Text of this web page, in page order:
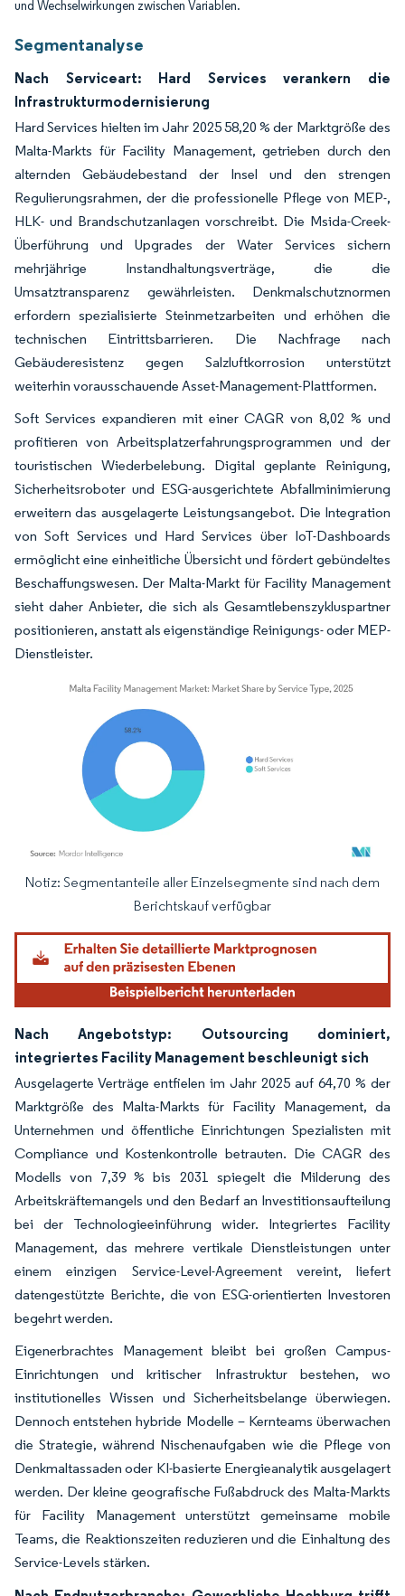
und Wechselwirkungen zwischen Variablen.
Segmentanalyse
Nach Serviceart: Hard Services verankern die
Infrastrukturmodernisierung
Hard Services hielten im Jahr 2025 58,20 % der Marktgröße des
Malta-Markts für Facility Management, getrieben durch den
alternden Gebäudebestand der Insel und den strengen
Regulierungsrahmen, der die professionelle Pflege von MEP-,
HLK- und Brandschutzanlagen vorschreibt. Die Msida-Creek-
Überführung und Upgrades der Water Services sichern
mehrjährige Instandhaltungsverträge, die die
Umsatztransparenz gewährleisten. Denkmalschutznormen
erfordern spezialisierte Steinmetzarbeiten und erhöhen die
technischen Eintrittsbarrieren. Die Nachfrage nach
Gebäuderesistenz gegen Salzluftkorrosion unterstützt
weiterhin vorausschauende Asset-Management-Plattformen.
Soft Services expandieren mit einer CAGR von 8,02 % und
profitieren von Arbeitsplatzerfahrungsprogrammen und der
touristischen Wiederbelebung. Digital geplante Reinigung,
Sicherheitsroboter und ESG-ausgerichtete Abfallminimierung
erweitern das ausgelagerte Leistungsangebot. Die Integration
von Soft Services und Hard Services über IoT-Dashboards
ermöglicht eine einheitliche Übersicht und fördert gebündeltes
Beschaffungswesen. Der Malta-Markt für Facility Management
sieht daher Anbieter, die sich als Gesamtlebenszykluspartner
positionieren, anstatt als eigenständige Reinigungs- oder MEP-
Dienstleister.
Bild © Mordor Intelligence. Wiederverwendung erfordert Namensnennung
Notiz: Segmentanteile aller Einzelsegmente sind nach dem
Berichtskauf verfügbar
Nach Angebotstyp: Outsourcing dominiert,
integriertes Facility Management beschleunigt sich
Ausgelagerte Verträge entfielen im Jahr 2025 auf 64,70 % der
Marktgröße des Malta-Markts für Facility Management, da
Unternehmen und öffentliche Einrichtungen Spezialisten mit
Compliance und Kostenkontrolle betrauten. Die CAGR des
Modells von 7,39 % bis 2031 spiegelt die Milderung des
Arbeitskräftemangels und den Bedarf an Investitionsaufteilung
bei der Technologieeinführung wider. Integriertes Facility
Management, das mehrere vertikale Dienstleistungen unter
einem einzigen Service-Level-Agreement vereint, liefert
datengestützte Berichte, die von ESG-orientierten Investoren
begehrt werden.
Eigenerbrachtes Management bleibt bei großen Campus-
Einrichtungen und kritischer Infrastruktur bestehen, wo
institutionelles Wissen und Sicherheitsbelange überwiegen.
Dennoch entstehen hybride Modelle – Kernteams überwachen
die Strategie, während Nischenaufgaben wie die Pflege von
Denkmaltassaden oder KI-basierte Energieanalytik ausgelagert
werden. Der kleine geografische Fußabdruck des Malta-Markts
für Facility Management unterstützt gemeinsame mobile
Teams, die Reaktionszeiten reduzieren und die Einhaltung des
Service-Levels stärken.